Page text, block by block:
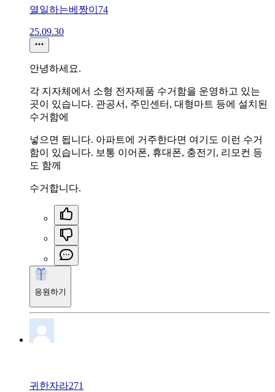
열일하는베짱이74
25.09.30
안녕하세요.
각 지자체에서 소형 전자제품 수거함을 운영하고 있는
곳이 있습니다. 관공서, 주민센터, 대형마트 등에 설치된
수거함에
넣으면 됩니다. 아파트에 거주한다면 여기도 이런 수거
함이 있습니다. 보통 이어폰, 휴대폰, 충전기, 리모컨 등
도 함께
수거합니다.
응원하기
귀한자라271